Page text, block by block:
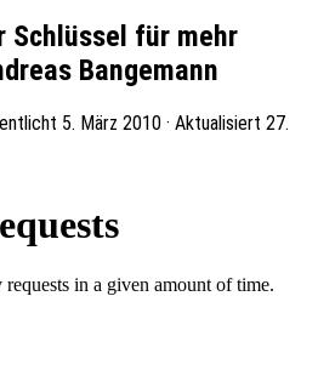
Schlüssel für mehr
Bangemann
5. März 2010 · Aktualisiert 27.